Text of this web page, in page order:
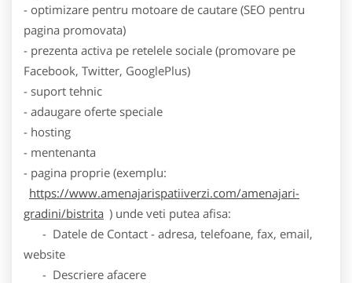
- optimizare pentru motoare de cautare (SEO pentru
pagina promovata)
- prezenta activa pe retelele sociale (promovare pe
Facebook, Twitter, GooglePlus)
- suport tehnic
- adaugare oferte speciale
- hosting
- mentenanta
- pagina proprie (exemplu:
https://www.amenajarispatiiverzi.com/amenajari-
gradini/bistrita ) unde veti putea afisa:
- Datele de Contact - adresa, telefoane, fax, email,
website
- Descriere afacere